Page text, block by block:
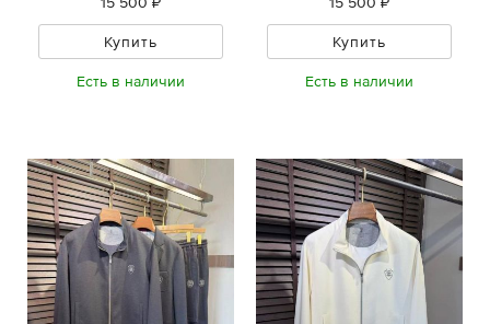
Купить
Есть в наличии
Купить
Есть в наличии